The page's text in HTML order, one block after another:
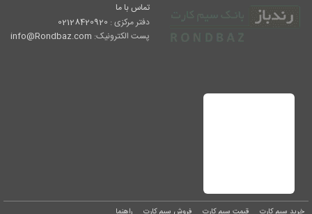
تماس با ما
دفتر مرکزی : 02128420920
پست الکترونیک: info@Rondbaz.com
خرید سیم کارت قیمت سیم کارت فروش سیم کارت راهنما